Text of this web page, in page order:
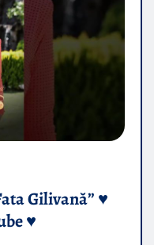
Gilivană” ♥️
♥️